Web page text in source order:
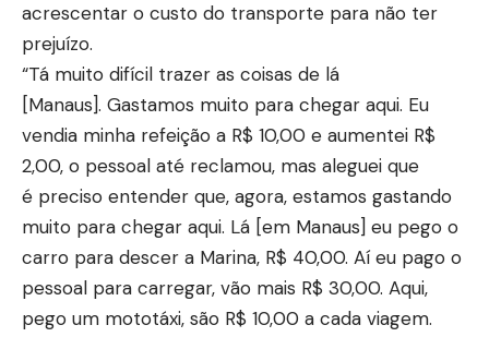
acrescentar o custo do transporte para não ter
prejuízo.
“Tá muito difícil trazer as coisas de lá
[Manaus]. Gastamos muito para chegar aqui. Eu
vendia minha refeição a R$ 10,00 e aumentei R$
2,00, o pessoal até reclamou, mas aleguei que
é preciso entender que, agora, estamos gastando
muito para chegar aqui. Lá [em Manaus] eu pego o
carro para descer a Marina, R$ 40,00. Aí eu pago o
pessoal para carregar, vão mais R$ 30,00. Aqui,
pego um mototáxi, são R$ 10,00 a cada viagem.